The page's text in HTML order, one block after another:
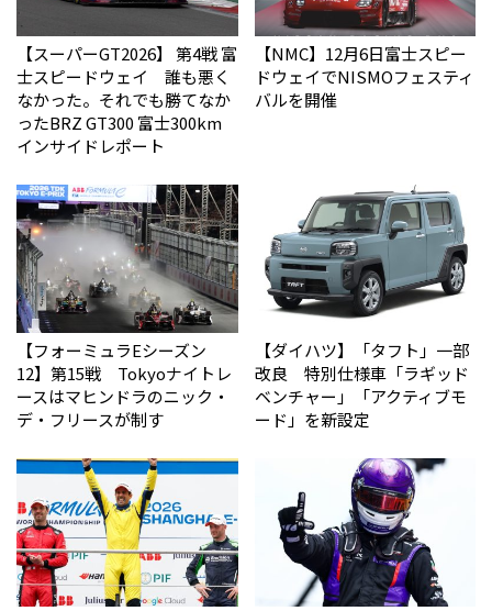
【スーパーGT2026】 第4戦 富
士スピードウェイ 誰も悪く
なかった。それでも勝てなか
った――BRZ GT300 富士300km
インサイドレポート
【NMC】12月6日富士スピー
ドウェイでNISMOフェスティ
バルを開催
【フォーミュラEシーズン
12】第15戦 Tokyoナイトレ
ースはマヒンドラのニック・
デ・フリースが制す
【ダイハツ】「タフト」一部
改良 特別仕様車「ラギッド
ベンチャー」「アクティブモ
ード」を新設定